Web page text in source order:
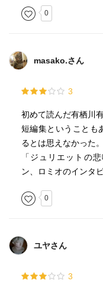
0
masako.さん
3
初めて読んだ有栖川
短編集ということも
るとは思えなかった。
「ジュリエットの
ン、ロミオのインタ
0
ユヤさん
3